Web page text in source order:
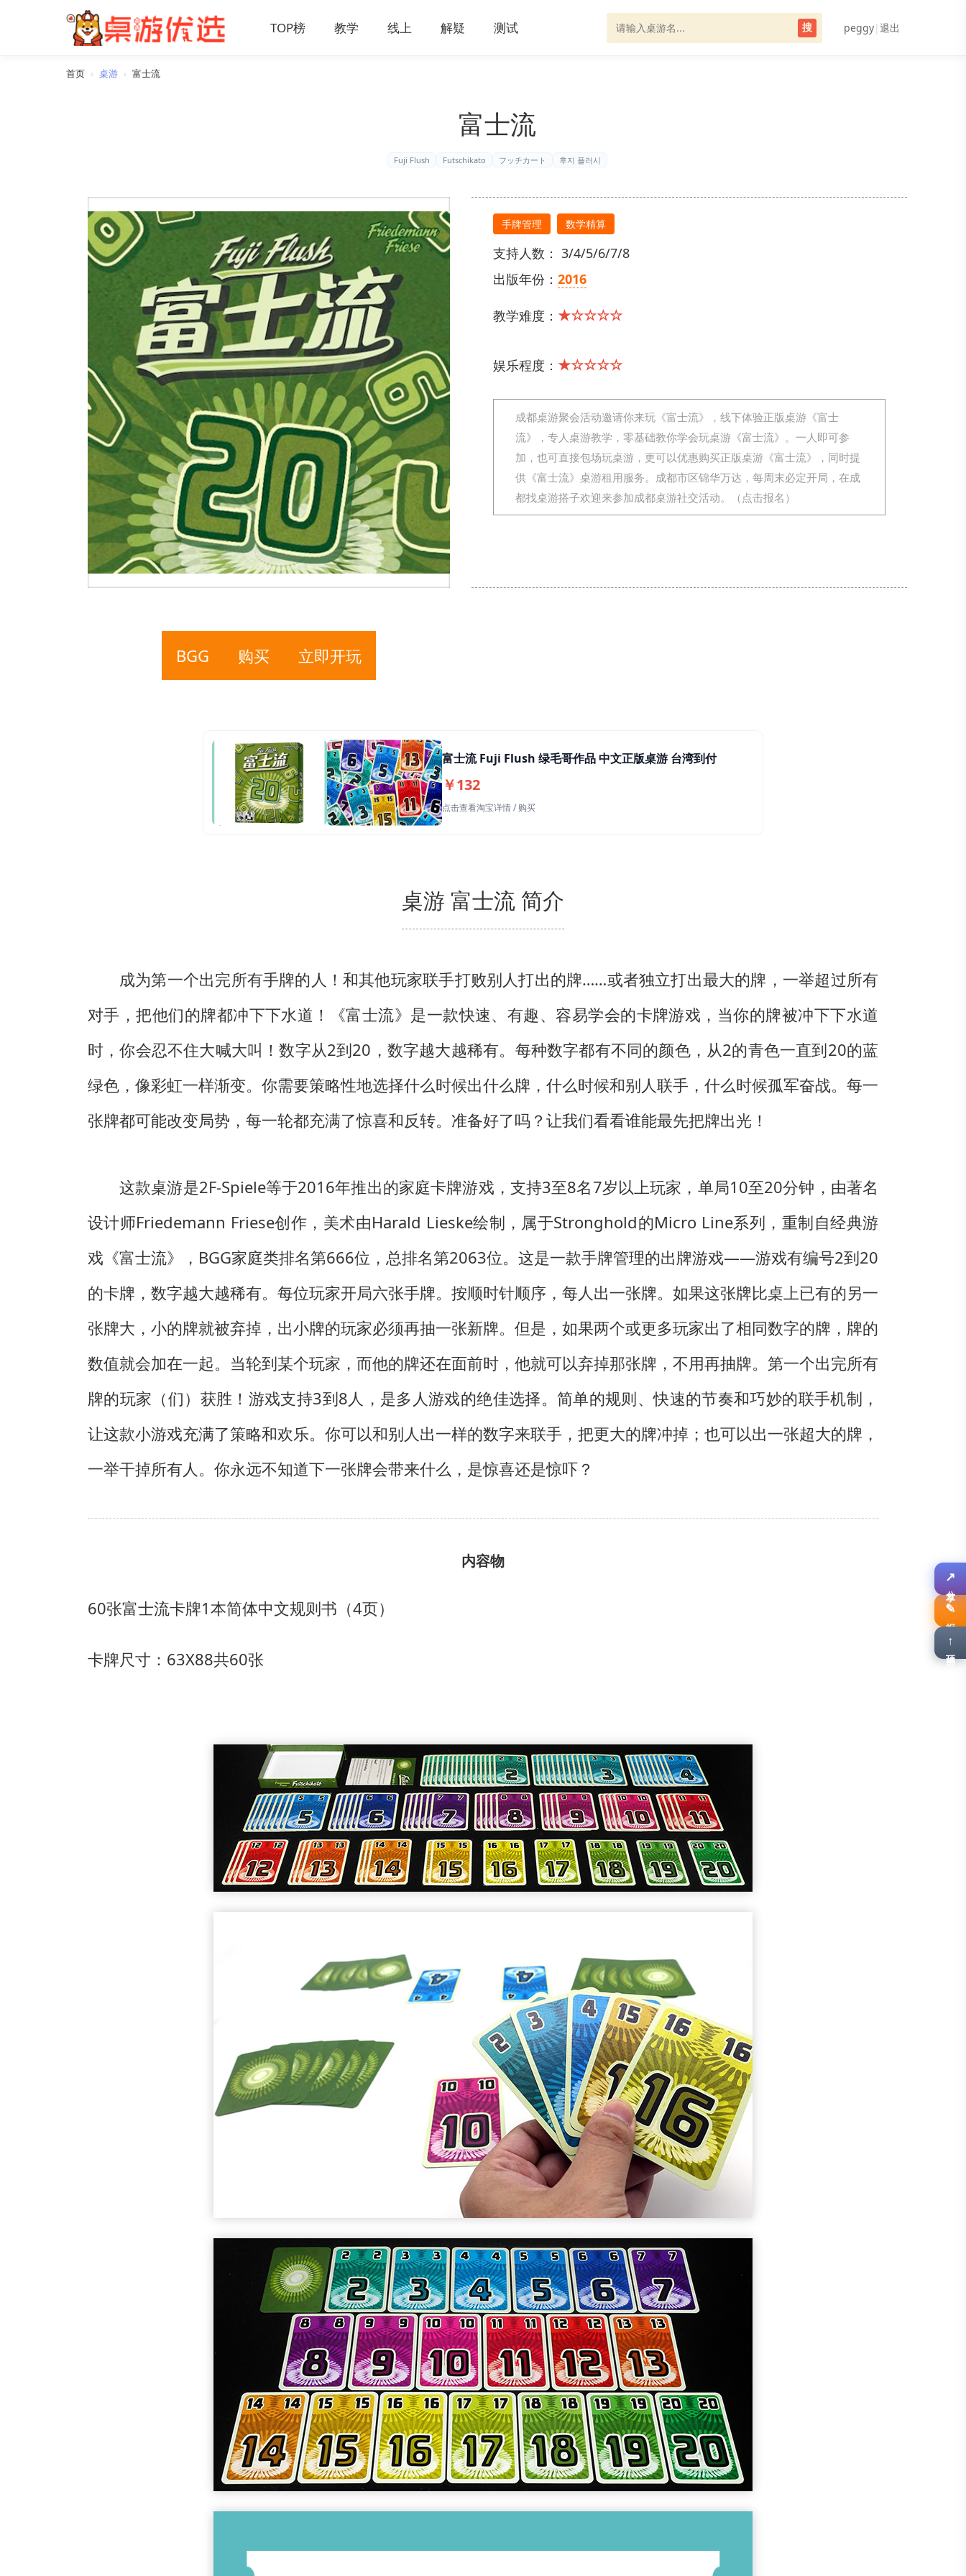
TOP榜 教学 线上 解疑 测试 搜 peggy| 退出
首页 › 桌游 › 富士流
富士流
Fuji Flush Futschikato フッチカート 후지 플러시
手牌管理 数学精算
支持人数： 3/4/5/6/7/8
出版年份： 2016
教学难度： ★☆☆☆☆
娱乐程度： ★☆☆☆☆
成都桌游聚会活动邀请你来玩《富士流》，线下体验正版桌游《富士
流》，专人桌游教学，零基础教你学会玩桌游《富士流》。一人即可参
加，也可直接包场玩桌游，更可以优惠购买正版桌游《富士流》，同时提
供《富士流》桌游租用服务。成都市区锦华万达，每周末必定开局，在成
都找桌游搭子欢迎来参加成都桌游社交活动。（点击报名）
BGG 购买 立即开玩
富士流 Fuji Flush 绿毛哥作品 中文正版桌游 台湾到付
￥132
点击查看淘宝详情 / 购买
桌游 富士流 简介
成为第一个出完所有手牌的人！和其他玩家联手打败别人打出的牌……或者独立打出最大的牌，一举超过所有
对手，把他们的牌都冲下下水道！《富士流》是一款快速、有趣、容易学会的卡牌游戏，当你的牌被冲下下水道
时，你会忍不住大喊大叫！数字从2到20，数字越大越稀有。每种数字都有不同的颜色，从2的青色一直到20的蓝
绿色，像彩虹一样渐变。你需要策略性地选择什么时候出什么牌，什么时候和别人联手，什么时候孤军奋战。每一
张牌都可能改变局势，每一轮都充满了惊喜和反转。准备好了吗？让我们看看谁能最先把牌出光！
这款桌游是2F-Spiele等于2016年推出的家庭卡牌游戏，支持3至8名7岁以上玩家，单局10至20分钟，由著名
设计师Friedemann Friese创作，美术由Harald Lieske绘制，属于Stronghold的Micro Line系列，重制自经典游
戏《富士流》，BGG家庭类排名第666位，总排名第2063位。这是一款手牌管理的出牌游戏——游戏有编号2到20
的卡牌，数字越大越稀有。每位玩家开局六张手牌。按顺时针顺序，每人出一张牌。如果这张牌比桌上已有的另一
张牌大，小的牌就被弃掉，出小牌的玩家必须再抽一张新牌。但是，如果两个或更多玩家出了相同数字的牌，牌的
数值就会加在一起。当轮到某个玩家，而他的牌还在面前时，他就可以弃掉那张牌，不用再抽牌。第一个出完所有
牌的玩家（们）获胜！游戏支持3到8人，是多人游戏的绝佳选择。简单的规则、快速的节奏和巧妙的联手机制，
让这款小游戏充满了策略和欢乐。你可以和别人出一样的数字来联手，把更大的牌冲掉；也可以出一张超大的牌，
一举干掉所有人。你永远不知道下一张牌会带来什么，是惊喜还是惊吓？
内容物
60张富士流卡牌1本简体中文规则书（4页）
卡牌尺寸：63X88共60张
↗
分享
✎
↑